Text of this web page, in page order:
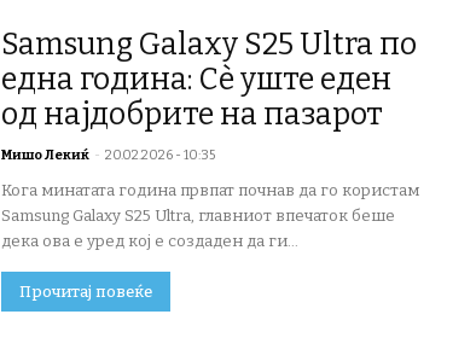
Samsung Galaxy S25 Ultra по
една година: Сè уште еден
од најдобрите на пазарот
Мишо Лекиќ - 20.02.2026 - 10:35
Кога минатата година првпат почнав да го користам
Samsung Galaxy S25 Ultra, главниот впечаток беше
дека ова е уред кој е создаден да ги...
Прочитај повеќе